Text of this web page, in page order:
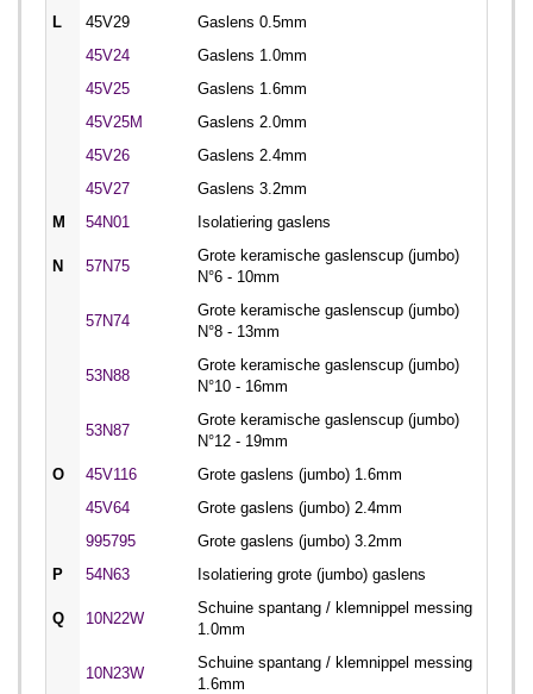
L 45V29
Gaslens 0.5mm
45V24
Gaslens 1.0mm
45V25
Gaslens 1.6mm
45V25M
Gaslens 2.0mm
45V26
Gaslens 2.4mm
45V27
Gaslens 3.2mm
M
54N01 Isolatiering gaslens
N 57N75
Grote keramische gaslenscup (jumbo)
N°6 - 10mm
57N74
Grote keramische gaslenscup (jumbo)
N°8 - 13mm
53N88
Grote keramische gaslenscup (jumbo)
N°10 - 16mm
53N87
Grote keramische gaslenscup (jumbo)
N°12 - 19mm
O
45V116
Grote gaslens (jumbo) 1.6mm
45V64
Grote gaslens (jumbo) 2.4mm
995795
Grote gaslens (jumbo) 3.2mm
P
54N63 Isolatiering grote (jumbo) gaslens
Q 10N22W
Schuine spantang / klemnippel messing
1.0mm
10N23W
Schuine spantang / klemnippel messing
1.6mm